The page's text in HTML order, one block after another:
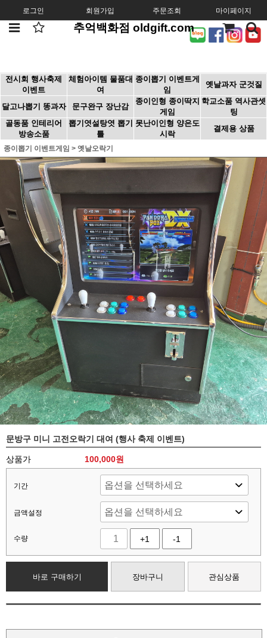
로그인 회원가입 주문조회 마이페이지
추억백화점 oldgift.com
전시회 행사축제
이벤트
체험아이템 물품대
여
종이뽑기 이벤트게
임
옛날과자 군것질
달고나뽑기 똥과자 문구완구 장난감
종이인형 종이딱지
게임
학교소품 역사관셋
팅
골동품 인테리어
방송소품
뽑기엿설탕엿 뽑기
틀
못난이인형 양은도
시락
결제용 상품
종이뽑기 이벤트게임 > 옛날오락기
문방구 미니 고전오락기 대여 (행사 축제 이벤트)
상품가 100,000원
기간
금액설정
수량 +1 -1
바로 구매하기 장바구니 관심상품